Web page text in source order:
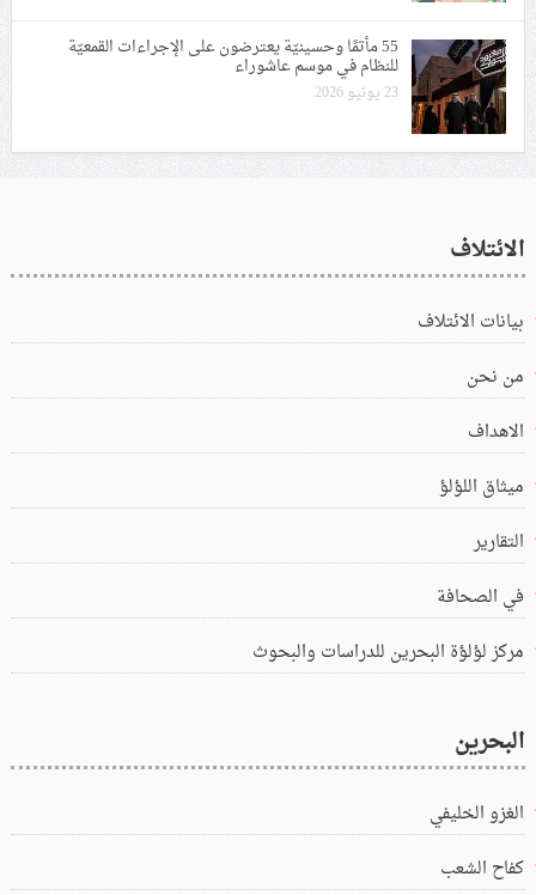
55 مأتمًا وحسينيّة يعترضون على الإجراءات القمعيّة
للنظام في موسم عاشوراء
23 يونيو 2026
الائتلاف
بيانات الائتلاف
من نحن
الاهداف
ميثاق اللؤلؤ
التقارير
في الصحافة
مركز لؤلؤة البحرين للدراسات والبحوث
البحرين
الغزو الخليفي
كفاح الشعب